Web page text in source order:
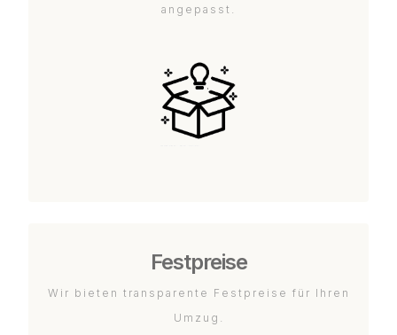
angepasst.
Festpreise
Wir bieten transparente Festpreise für Ihren
Umzug.